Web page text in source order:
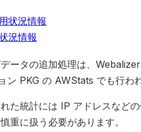
状況情報
況情報
ータの追加処理は、
ン PKG の AWStats でも行わ
た統計には IP アドレスなど
重に扱う必要があります。